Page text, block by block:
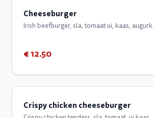
Cheeseburger
Irish beefburger, sla, tomaat ui, kaas, augurk.
€ 12.50
Crispy chicken cheeseburger